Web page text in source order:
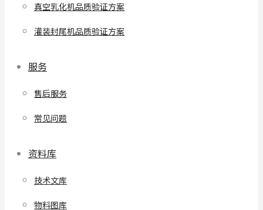
真空乳化机品质验证方案
灌装封尾机品质验证方案
服务
售后服务
常见问题
资料库
技术文库
物料图库